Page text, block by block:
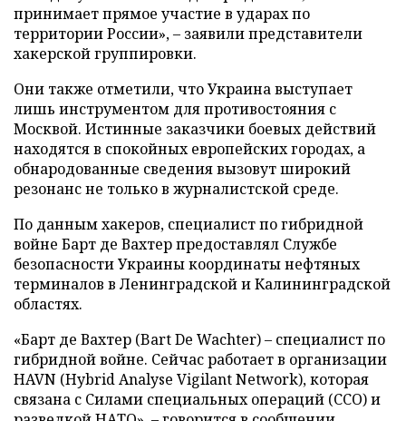
принимает прямое участие в ударах по
территории России», – заявили представители
хакерской группировки.
Они также отметили, что Украина выступает
лишь инструментом для противостояния с
Москвой. Истинные заказчики боевых действий
находятся в спокойных европейских городах, а
обнародованные сведения вызовут широкий
резонанс не только в журналистской среде.
По данным хакеров, специалист по гибридной
войне Барт де Вахтер предоставлял Службе
безопасности Украины координаты нефтяных
терминалов в Ленинградской и Калининградской
областях.
«Барт де Вахтер (Bart De Wachter) – специалист по
гибридной войне. Сейчас работает в организации
HAVN (Hybrid Analyse Vigilant Network), которая
связана с Силами специальных операций (ССО) и